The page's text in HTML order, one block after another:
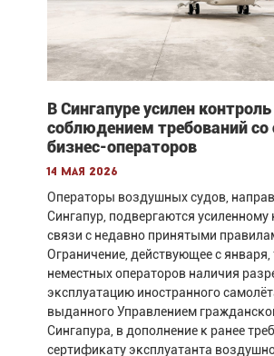
В Сингапуре усилен контроль
соблюдением требований со
бизнес-операторов
14 мая 2026
Операторы воздушных судов,
Сингапур, подвергаются усиленному
связи с недавно принятыми
Ограничение, действующее с января,
неместных операторов наличия
эксплуатацию иностранного
выданного Управлением
Сингапура, в дополнение к ранее
сертификату эксплуатанта